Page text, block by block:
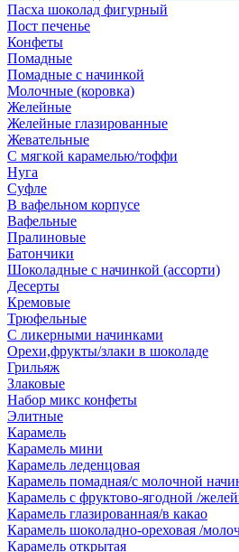
Пасха шоколад фигурный
Пост печенье
Конфеты
Помадные
Помадные с начинкой
Молочные (коровка)
Желейные
Желейные глазированные
Жевательные
С мягкой карамелью/тоффи
Нуга
Суфле
В вафельном корпусе
Вафельные
Пралиновые
Батончики
Шоколадные с начинкой (ассорти)
Десерты
Кремовые
Трюфельные
С ликерными начинками
Орехи,фрукты/злаки в шоколаде
Грильяж
Злаковые
Набор микс конфеты
Элитные
Карамель
Карамель мини
Карамель леденцовая
Карамель помадная/с молочной
Карамель с фруктово-ягодной /
Карамель глазированная/в какао
Карамель шоколадно-ореховая /
Карамель открытая